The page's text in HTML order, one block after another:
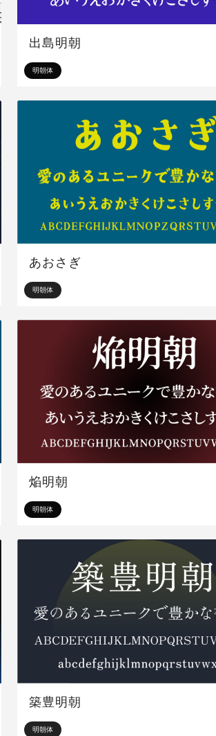
明朝体
出島明朝
明朝体
あおさぎ
明朝体
焔明朝
明朝体
築豊明朝